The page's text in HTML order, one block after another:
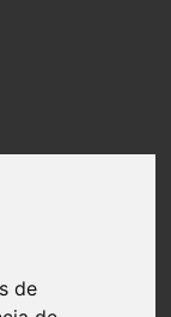
de